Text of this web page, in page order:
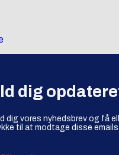
dig
dig vores nyhedsbrev og få
til at modtage disse